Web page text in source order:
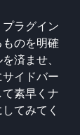
ラグイン
のを明確
済ませ、
イドバー
素早くナ
てみてく